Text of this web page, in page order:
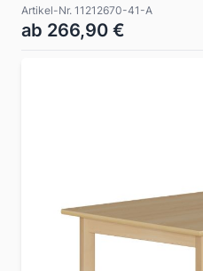
Artikel-Nr. 11212670-41-A
ab 266,90 €